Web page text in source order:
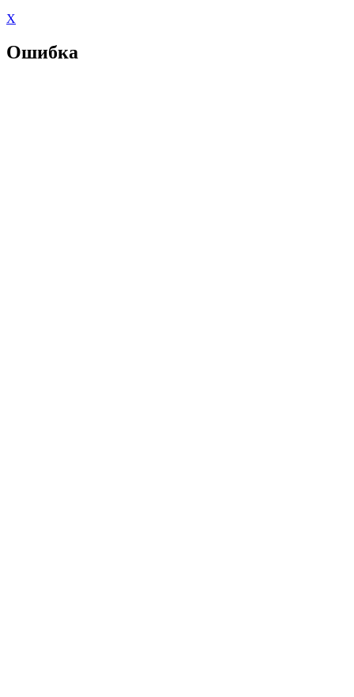
X
Ошибка